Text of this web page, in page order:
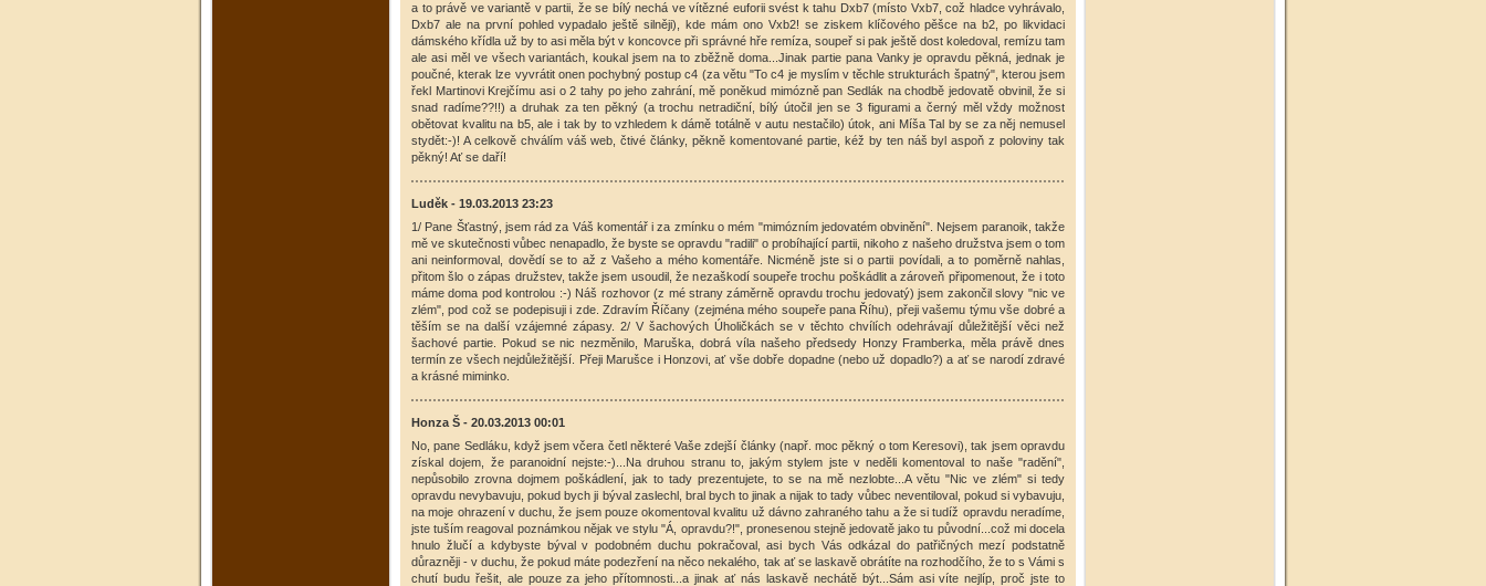
a to právě ve variantě v partii, že se bílý nechá ve vítězné euforii svést k tahu Dxb7 (místo Vxb7, což hladce vyhrávalo,
Dxb7 ale na první pohled vypadalo ještě silněji), kde mám ono Vxb2! se ziskem klíčového pěšce na b2, po likvidaci
dámského křídla už by to asi měla být v koncovce při správné hře remíza, soupeř si pak ještě dost koledoval, remízu tam
ale asi měl ve všech variantách, koukal jsem na to zběžně doma...Jinak partie pana Vanky je opravdu pěkná, jednak je
poučné, kterak lze vyvrátit onen pochybný postup c4 (za větu "To c4 je myslím v těchle strukturách špatný", kterou jsem
řekl Martinovi Krejčímu asi o 2 tahy po jeho zahrání, mě poněkud mimózně pan Sedlák na chodbě jedovatě obvinil, že si
snad radíme??!!) a druhak za ten pěkný (a trochu netradiční, bílý útočil jen se 3 figurami a černý měl vždy možnost
obětovat kvalitu na b5, ale i tak by to vzhledem k dámě totálně v autu nestačilo) útok, ani Míša Tal by se za něj nemusel
stydět:-)! A celkově chválím váš web, čtivé články, pěkně komentované partie, kéž by ten náš byl aspoň z poloviny tak
pěkný! Ať se daří!
Luděk - 19.03.2013 23:23
1/ Pane Šťastný, jsem rád za Váš komentář i za zmínku o mém "mimózním jedovatém obvinění". Nejsem paranoik, takže
mě ve skutečnosti vůbec nenapadlo, že byste se opravdu "radili" o probíhající partii, nikoho z našeho družstva jsem o tom
ani neinformoval, dovědí se to až z Vašeho a mého komentáře. Nicméně jste si o partii povídali, a to poměrně nahlas,
přitom šlo o zápas družstev, takže jsem usoudil, že nezaškodí soupeře trochu poškádlit a zároveň připomenout, že i toto
máme doma pod kontrolou :-) Náš rozhovor (z mé strany záměrně opravdu trochu jedovatý) jsem zakončil slovy "nic ve
zlém", pod což se podepisuji i zde. Zdravím Říčany (zejména mého soupeře pana Říhu), přeji vašemu týmu vše dobré a
těším se na další vzájemné zápasy. 2/ V šachových Úholičkách se v těchto chvílích odehrávají důležitější věci než
šachové partie. Pokud se nic nezměnilo, Maruška, dobrá víla našeho předsedy Honzy Framberka, měla právě dnes
termín ze všech nejdůležitější. Přeji Marušce i Honzovi, ať vše dobře dopadne (nebo už dopadlo?) a ať se narodí zdravé
a krásné miminko.
Honza Š - 20.03.2013 00:01
No, pane Sedláku, když jsem včera četl některé Vaše zdejší články (např. moc pěkný o tom Keresovi), tak jsem opravdu
získal dojem, že paranoidní nejste:-)...Na druhou stranu to, jakým stylem jste v neděli komentoval to naše "radění",
nepůsobilo zrovna dojmem poškádlení, jak to tady prezentujete, to se na mě nezlobte...A větu "Nic ve zlém" si tedy
opravdu nevybavuju, pokud bych ji býval zaslechl, bral bych to jinak a nijak to tady vůbec neventiloval, pokud si vybavuju,
na moje ohrazení v duchu, že jsem pouze okomentoval kvalitu už dávno zahraného tahu a že si tudíž opravdu neradíme,
jste tuším reagoval poznámkou nějak ve stylu "Á, opravdu?!", pronesenou stejně jedovatě jako tu původní...což mi docela
hnulo žlučí a kdybyste býval v podobném duchu pokračoval, asi bych Vás odkázal do patřičných mezí podstatně
důrazněji - v duchu, že pokud máte podezření na něco nekalého, tak ať se laskavě obrátíte na rozhodčího, že to s Vámi s
chutí budu řešit, ale pouze za jeho přítomnosti...a jinak ať nás laskavě nechátě být...Sám asi víte nejlíp, proč jste to